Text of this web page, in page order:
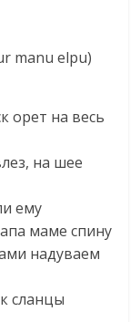
manu elpu)
орет на весь
на шее
ему
маме спину
надуваем
сланцы